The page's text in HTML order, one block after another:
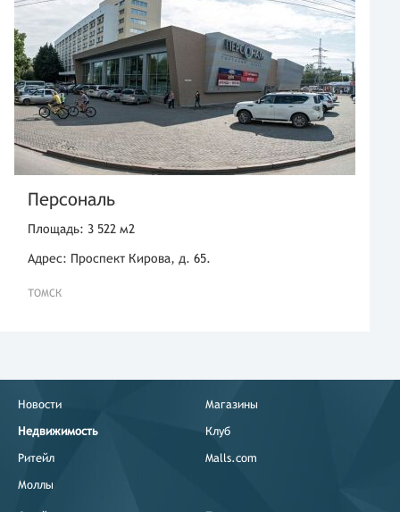
Персональ
Площадь: 3 522 м2
Адрес: Проспект Кирова, д. 65.
ТОМСК
Новости
Недвижимость
Ритейл
Моллы
Магазины
Клуб
Malls.com